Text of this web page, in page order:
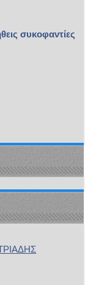
συκοφαντίες